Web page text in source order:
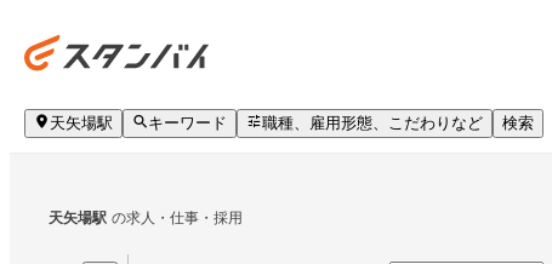
天矢場駅 キーワード 職種、雇用形態、こだわりなど 検索
天矢場駅 の求人・仕事・採用